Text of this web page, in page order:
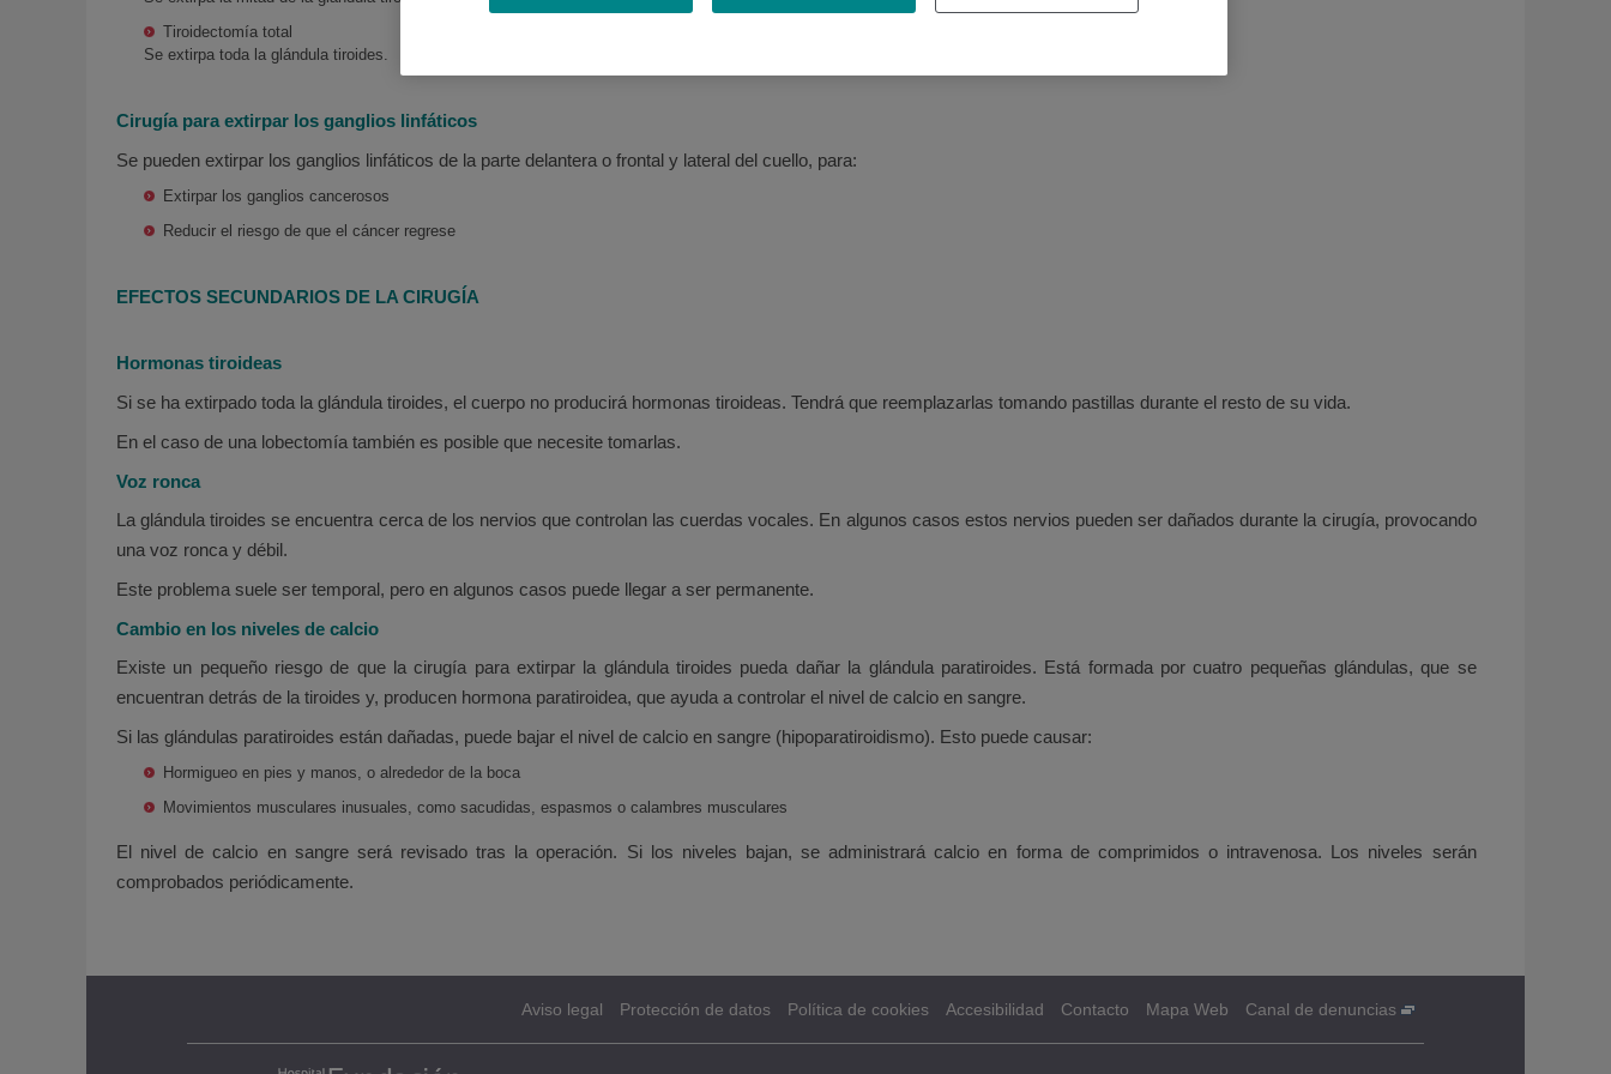
Tiroidectomía total
Se extirpa toda la glándula tiroides.
Cirugía para extirpar los ganglios linfáticos
Se pueden extirpar los ganglios linfáticos de la parte delantera o frontal y lateral del cuello, para:
Extirpar los ganglios cancerosos
Reducir el riesgo de que el cáncer regrese
EFECTOS SECUNDARIOS DE LA CIRUGÍA
Hormonas tiroideas
Si se ha extirpado toda la glándula tiroides, el cuerpo no producirá hormonas tiroideas. Tendrá que reemplazarlas tomando pastillas durante el resto de su vida.
En el caso de una lobectomía también es posible que necesite tomarlas.
Voz ronca
La glándula tiroides se encuentra cerca de los nervios que controlan las cuerdas vocales. En algunos casos estos nervios pueden ser dañados durante la cirugía, provocando
una voz ronca y débil.
Este problema suele ser temporal, pero en algunos casos puede llegar a ser permanente.
Cambio en los niveles de calcio
Existe un pequeño riesgo de que la cirugía para extirpar la glándula tiroides pueda dañar la glándula paratiroides. Está formada por cuatro pequeñas glándulas, que se
encuentran detrás de la tiroides y, producen hormona paratiroidea, que ayuda a controlar el nivel de calcio en sangre.
Si las glándulas paratiroides están dañadas, puede bajar el nivel de calcio en sangre (hipoparatiroidismo). Esto puede causar:
Hormigueo en pies y manos, o alrededor de la boca
Movimientos musculares inusuales, como sacudidas, espasmos o calambres musculares
El nivel de calcio en sangre será revisado tras la operación. Si los niveles bajan, se administrará calcio en forma de comprimidos o intravenosa. Los niveles serán
comprobados periódicamente.
Aviso legal Protección de datos Política de cookies Accesibilidad Contacto Mapa Web Canal de denuncias